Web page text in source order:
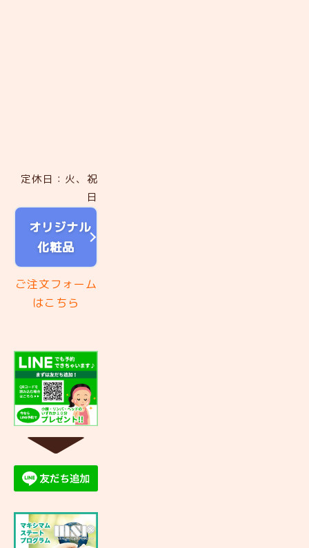
定休日：火、祝
日
オリジナル
化粧品
ご注文フォーム
はこちら
▼